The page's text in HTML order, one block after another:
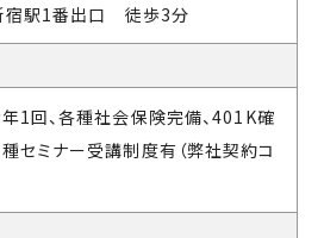
宿駅1番出口 徒歩3分
1回、各種社会保険完備、401K確
セミナー受講制度有（弊社契約コ